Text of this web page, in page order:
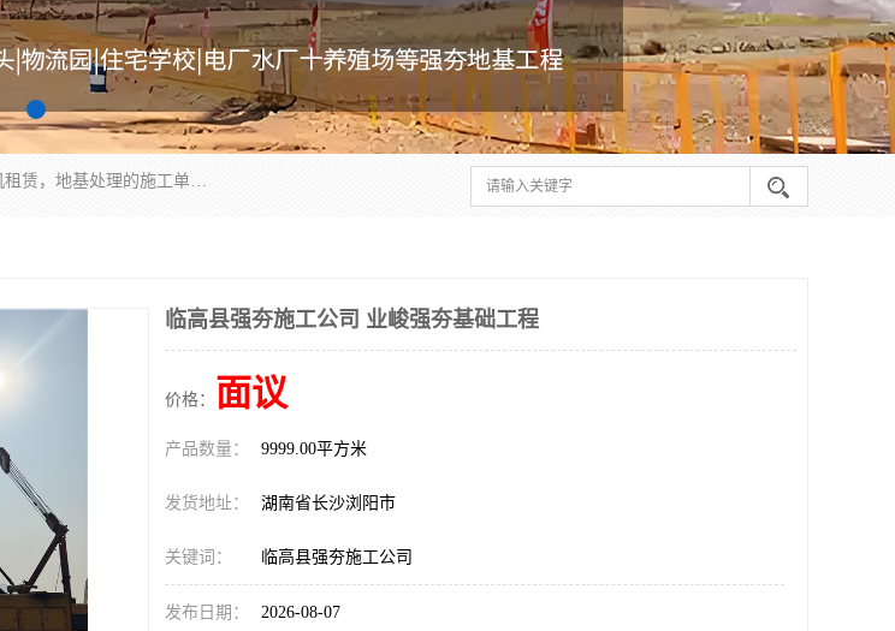
湖南业峻强夯基础工程有限公司是一家专业从事湖南强夯基础工程、强夯机租赁，地基处理的施工单位。业务覆盖：湖南、广东，江西等地。可承接1000KN.m-25000KN.m强夯（置换）工程。公司创始人是国内较早期从事强夯施工的建设者，经过多年的一步一个脚印的发展，在行业内具有较高的度和良好的口碑。
临高县强夯施工公司 业峻强夯基础工程
价格： 面议
产品数量： 9999.00平方米
发货地址： 湖南省长沙浏阳市
关键词： 临高县强夯施工公司
发布日期： 2026-08-07